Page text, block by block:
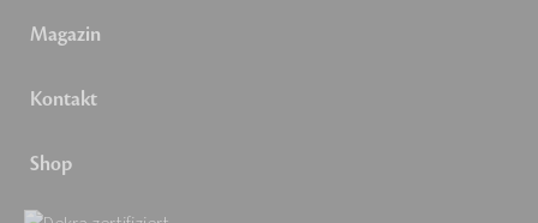
Magazin
Kontakt
Shop